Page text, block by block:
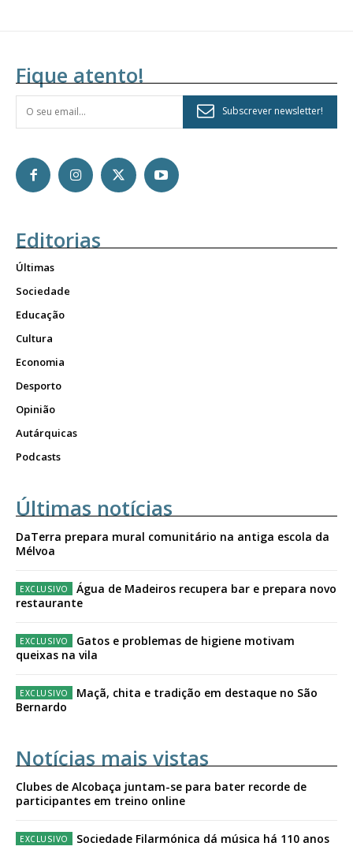
Fique atento!
Subscrever newsletter!
Editorias
Últimas
Sociedade
Educação
Cultura
Economia
Desporto
Opinião
Autárquicas
Podcasts
Últimas notícias
DaTerra prepara mural comunitário na antiga escola da
Mélvoa
Água de Madeiros recupera bar e prepara novo
restaurante
Gatos e problemas de higiene motivam
queixas na vila
Maçã, chita e tradição em destaque no São
Bernardo
Notícias mais vistas
Clubes de Alcobaça juntam-se para bater recorde de
participantes em treino online
Sociedade Filarmónica dá música há 110 anos